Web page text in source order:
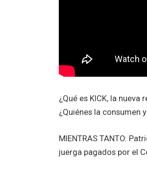
¿Qué es KICK, la
¿Quiénes la consumen
MIENTRAS TANTO:
juerga pagados por el